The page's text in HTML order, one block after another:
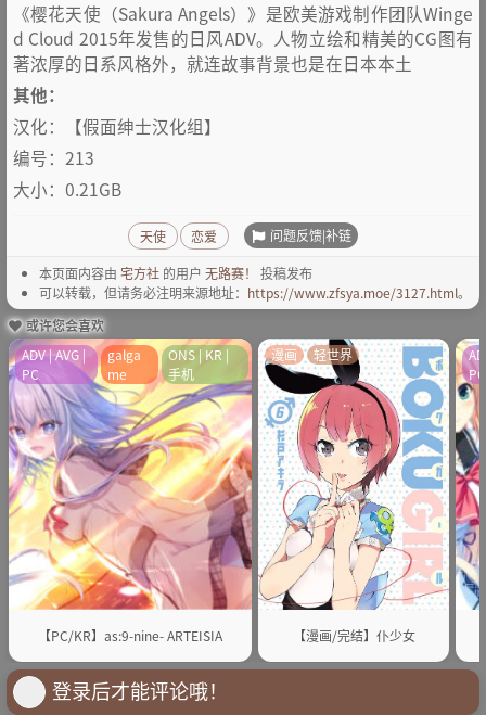
《樱花天使（Sakura Angels）》是欧美游戏制作团队Winge
d Cloud 2015年发售的日风ADV。人物立绘和精美的CG图有
著浓厚的日系风格外，就连故事背景也是在日本本土
其他：
汉化：【假面绅士汉化组】
编号：213
大小：0.21GB
天使 恋爱 问题反馈|补链
本页面内容由 宅方社 的用户 无路赛！
投稿发布
可以转载，但请务必注明来源地址： https://www.zfsya.moe/3127.html。
或许您会喜欢
【PC/KR】as:9-nine- ARTEISIA
ADV | AVG |
PC
galga
me
ONS | KR |
手机
【漫画/完结】仆少女
漫画 轻世界
PC
登录后才能评论哦！